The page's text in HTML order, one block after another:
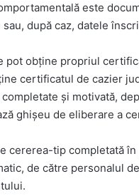
este
după caz, datele
pot obține propriul
certificatul de cazier
și motivată,
ghișeu de eliberare a
cererea-tip completată
de către personalul